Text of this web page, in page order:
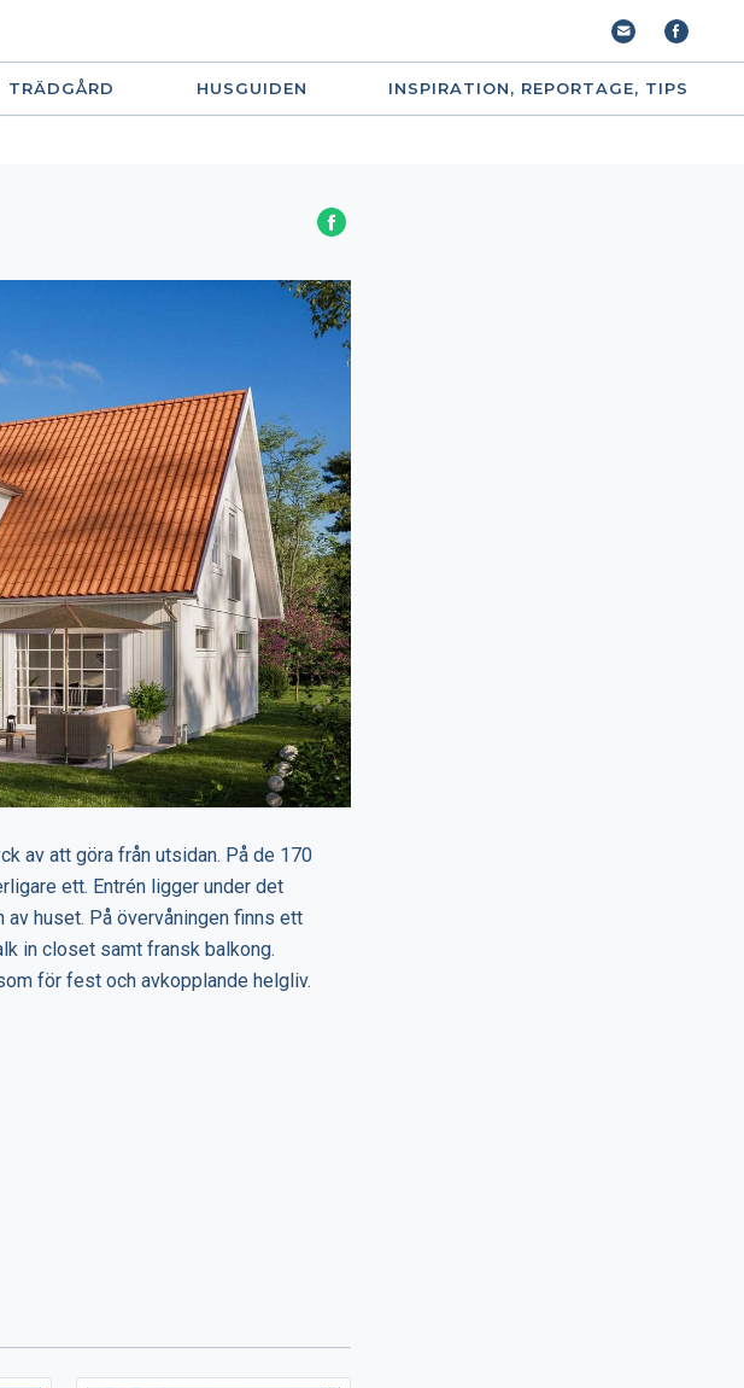
TRÄDGÅRD HUSGUIDEN INSPIRATION, REPORTAGE, TIPS
av att göra från utsidan. På de 170
ett. Entrén ligger under det
huset. På övervåningen finns ett
in closet samt fransk balkong.
för fest och avkopplande helgliv.